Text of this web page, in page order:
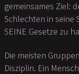
gemeinsames Ziel:
Schlechten in seine
SEINE Gesetze zu
Die meisten
Disziplin. Ein